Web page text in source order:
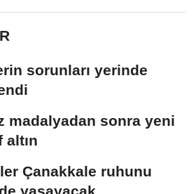
sorunları yerinde
madalyadan sonra yeni
altın
Çanakkale ruhunu
yaşayacak